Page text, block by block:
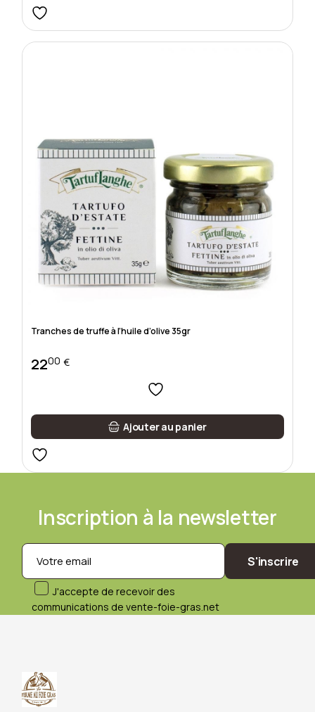
Tranches de truffe à l’huile d’olive 35gr
2200 €
Ajouter au panier
Inscription à la newsletter
J'accepte de recevoir des
communications de vente-foie-gras.net
S'inscrire